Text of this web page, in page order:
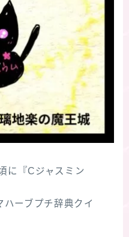
に『Cジャスミン
ハーブプチ辞典クイ